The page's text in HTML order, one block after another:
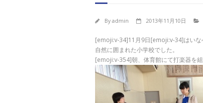
Byadmin 2013年11月10日
[emoji:v-34]11月9日[emoji:v-34]はいな
自然に囲まれた小学校でした。
[emoji:v-354]朝、体育館にて打楽器を